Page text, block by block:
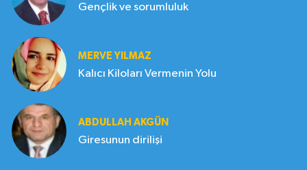
Gençlik ve sorumluluk
MERVE YILMAZ
Kalıcı Kiloları Vermenin Yolu
ABDULLAH AKGÜN
Giresunun dirilişi